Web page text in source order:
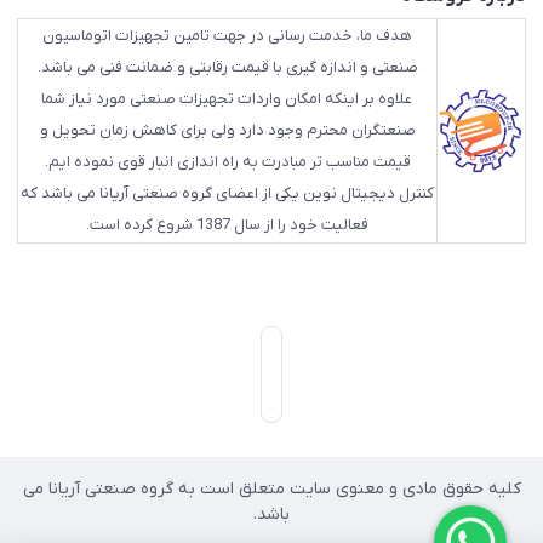
هدف ما، خدمت رسانی در جهت تامین تجهیزات اتوماسیون
صنعتی و اندازه گیری با قیمت رقابتی و ضمانت فنی می باشد.
علاوه بر اینکه امکان واردات تجهیزات صنعتی مورد نیاز شما
صنعتگران محترم وجود دارد ولی برای کاهش زمان تحویل و
قیمت مناسب تر مبادرت به راه اندازی انبار قوی نموده ایم.
کنترل دیجیتال نوین یکی از اعضای گروه صنعتی آریانا می باشد که
فعالیت خود را از سال 1387 شروع کرده است.
کلیه حقوق مادی و معنوی سایت متعلق است به گروه صنعتی آریانا می
باشد.